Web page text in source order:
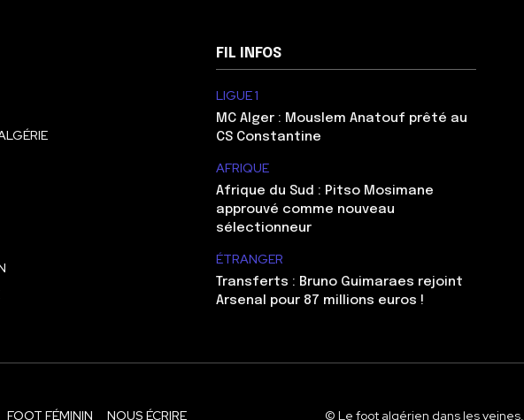
FIL INFOS
LIGUE 1
MC Alger : Mouslem Anatouf prêté au
CS Constantine
AFRIQUE
Afrique du Sud : Pitso Mosimane
approuvé comme nouveau
sélectionneur
ÉTRANGER
Transferts : Bruno Guimaraes rejoint
Arsenal pour 87 millions euros !
FOOT FÉMININ NOUS ÉCRIRE © Le foot algérien dans les veines.